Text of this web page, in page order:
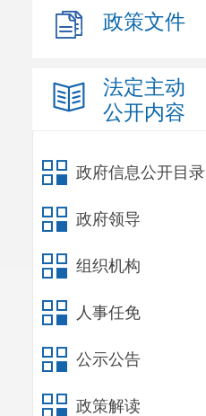
政策文件
法定主动
公开内容
政府信息公开目录
政府领导
组织机构
人事任免
公示公告
政策解读